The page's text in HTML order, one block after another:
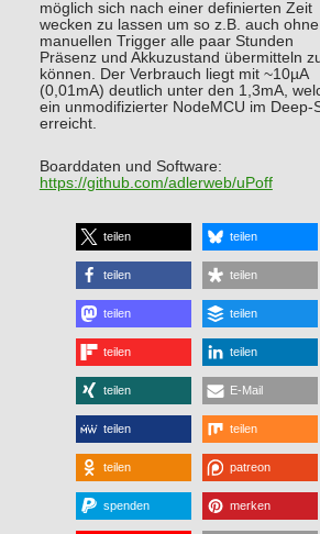
möglich sich nach einer definierten Zeit
wecken zu lassen um so z.B. auch ohne
manuellen Trigger alle paar Stunden
Präsenz und Akkuzustand übermitteln
können. Der Verbrauch liegt mit ~10µA
(0,01mA) deutlich unter den 1,3mA,
ein unmodifizierter NodeMCU im Deep-
erreicht.
Boarddaten und Software:
https://github.com/adlerweb/uPoff
teilen teilen
teilen teilen
teilen teilen
teilen teilen
teilen E-Mail
teilen teilen
teilen patreon
spenden merken